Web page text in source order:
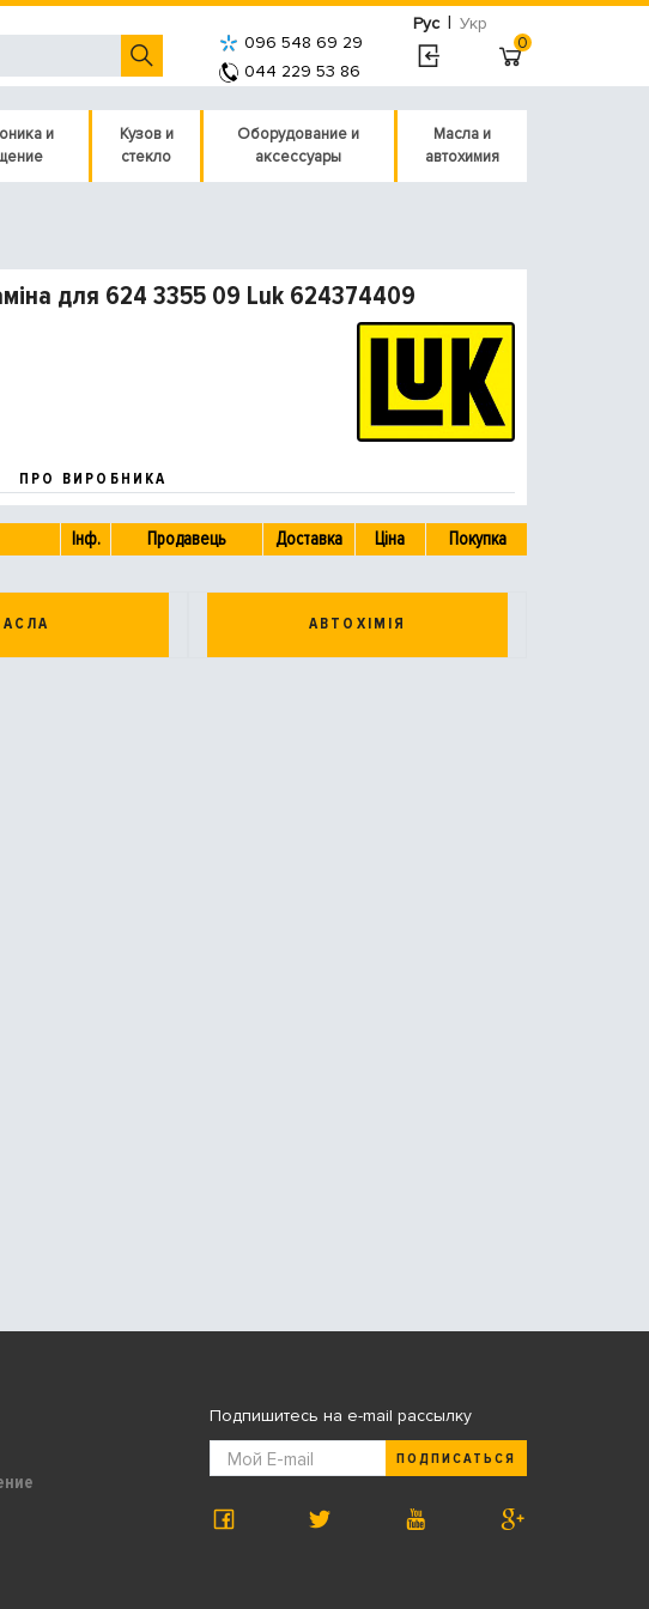
Рус | Укр
096 548 69 29
044 229 53 86
0
и
Кузов и
стекло
Оборудование и
аксессуары
Масла и
автохимия
для 624 3355 09 Luk 624374409
ПРО ВИРОБНИКА
Інф. Продавець Доставка Ціна Покупка
АВТОХІМІЯ
Подпишитесь на e-mail рассылку
ПОДПИСАТЬСЯ